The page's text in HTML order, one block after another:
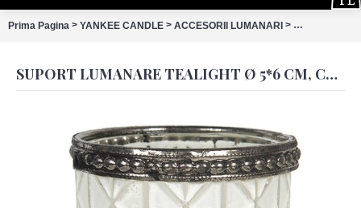
Prima Pagina > YANKEE CANDLE > ACCESORII LUMANARI > Suport
SUPORT LUMANARE TEALIGHT Ø 5*6 CM, CLAYRE&EEF